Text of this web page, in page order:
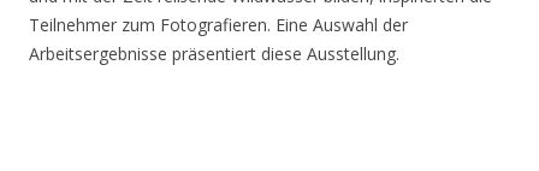
Teilnehmer zum Fotografieren. Eine Auswahl der
Arbeitsergebnisse präsentiert diese Ausstellung.